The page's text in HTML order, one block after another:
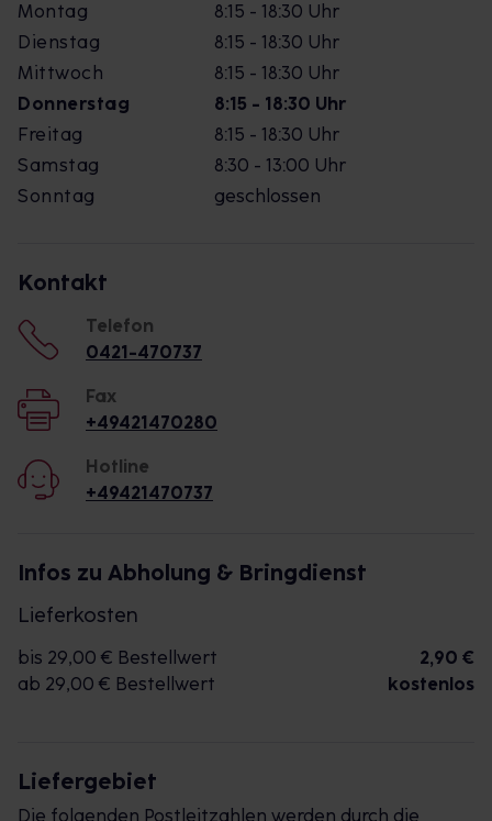
Montag
8:15 - 18:30 Uhr
Dienstag
8:15 - 18:30 Uhr
Mittwoch
8:15 - 18:30 Uhr
Donnerstag
8:15 - 18:30 Uhr
Freitag
8:15 - 18:30 Uhr
Samstag
8:30 - 13:00 Uhr
Sonntag
geschlossen
Kontakt
Telefon
0421-470737
Fax
+49421470280
Hotline
+49421470737
Infos zu Abholung & Bringdienst
Lieferkosten
bis 29,00 € Bestellwert
2,90 €
ab 29,00 € Bestellwert
kostenlos
Liefergebiet
Die folgenden Postleitzahlen werden durch die